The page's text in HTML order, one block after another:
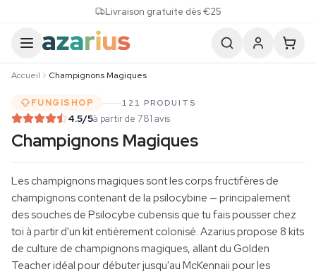
Livraison gratuite dès €25
Accueil Champignons Magiques
FUNGISHOP 121 PRODUITS
4.5/5à partir de 781 avis
Champignons Magiques
Les champignons magiques sont les corps fructifères de
champignons contenant de la psilocybine — principalement
des souches de Psilocybe cubensis que tu fais pousser chez
toi à partir d'un kit entièrement colonisé. Azarius propose 8 kits
de culture de champignonsmagiques, allant du Golden
Teacher idéal pour débuter jusqu'au McKennaii pour les